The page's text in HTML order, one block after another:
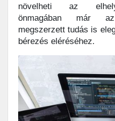
növelheti az
önmagában már
megszerzett tudás is
bérezés eléréséhez.